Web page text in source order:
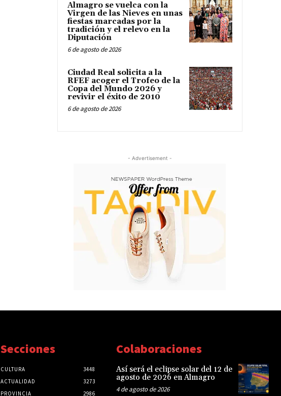
Almagro se vuelca con la
Virgen de las Nieves en unas
fiestas marcadas por la
tradición y el relevo en la
Diputación
6 de agosto de 2026
Ciudad Real solicita a la
RFEF acoger el Trofeo de la
Copa del Mundo 2026 y
revivir el éxito de 2010
6 de agosto de 2026
- Advertisement -
Secciones
CULTURA
3448
ACTUALIDAD
3273
PROVINCIA
2986
Colaboraciones
Así será el eclipse solar del 12 de
agosto de 2026 en Almagro
4 de agosto de 2026